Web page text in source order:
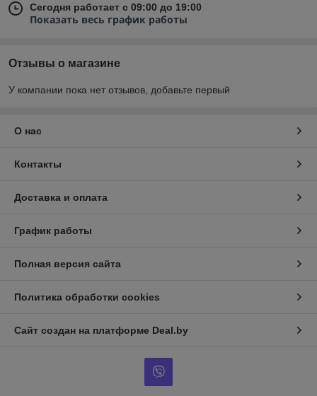
Сегодня работает с 09:00 до 19:00
Показать весь график работы
Отзывы о магазине
У компании пока нет отзывов, добавьте первый
О нас
Контакты
Доставка и оплата
График работы
Полная версия сайта
Политика обработки cookies
Сайт создан на платформе Deal.by